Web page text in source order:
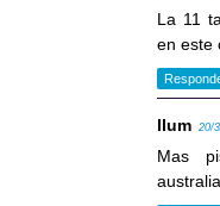
La 11
en este
llum 20/
Mas